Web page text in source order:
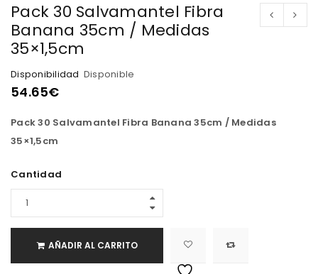
Pack 30 Salvamantel Fibra
Banana 35cm / Medidas
35×1,5cm
Disponibilidad Disponible
54.65€
Pack 30 Salvamantel Fibra Banana 35cm / Medidas
35×1,5cm
Cantidad
AÑADIR AL CARRITO